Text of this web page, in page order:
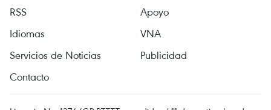
RSS
Apoyo
Idiomas
VNA
Servicios de Noticias
Publicidad
Contacto